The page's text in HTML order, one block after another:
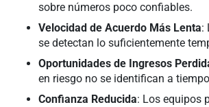
sobre números poco confiables.
Velocidad de Acuerdo Más Lenta:
se detectan lo suficientemente
Oportunidades de Ingresos
en riesgo no se identifican a
Confianza Reducida: Los equipos